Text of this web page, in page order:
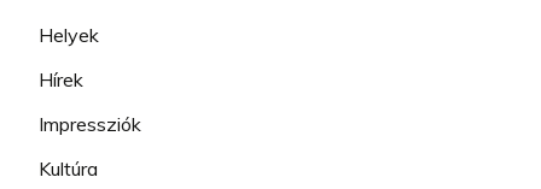
Helyek
Hírek
Impressziók
Kultúra